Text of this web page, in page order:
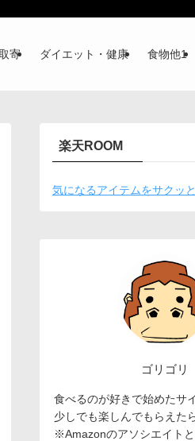
寄 ダイエット・健康 食物他1
楽天ROOM
気になるアイテムをサクッ
ゴリゴリ
食べるのが好きで始めたサ
少しでも楽しんでもらえた
※Amazonのアソシエイト